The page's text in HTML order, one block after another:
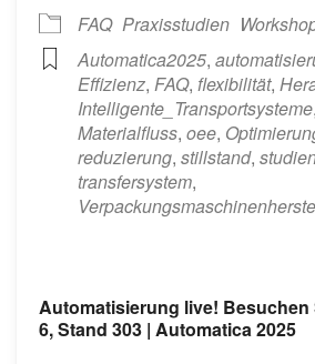
FAQ Praxisstudien
Automatica2025,
Effizienz, FAQ, flexibilität,
Intelligente_Transportsysteme,
Materialfluss, oee,
reduzierung, stillstand,
transfersystem,
Automatisierung live! Besuchen
6, Stand 303 | Automatica 2025